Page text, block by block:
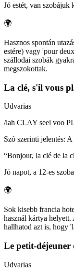
Jó estét, van szobájuk
🌍
Hasznos spontán
estére) vagy 'pour
szállodai szobák
megszokottak.
La clé, s'il vous
Udvarias
/lah CLAY seel voo
Szó szerinti jelentés: A
“Bonjour, la clé de la
Jó napot, a 12-es
🌍
Sok kisebb francia
használ kártya
hallhatod azt is, hogy
Le petit-déjeuner
Udvarias